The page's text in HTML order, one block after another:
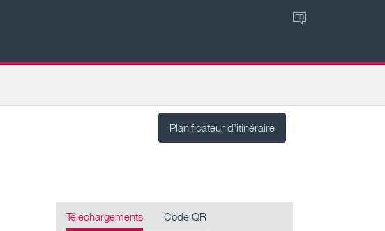
FR
Planificateur d’itinéraire
Téléchargements Code QR